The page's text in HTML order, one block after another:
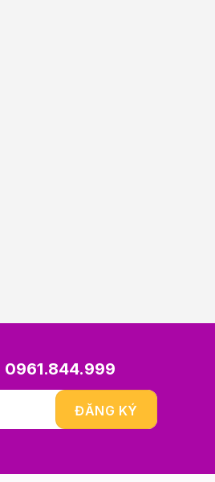
0961.844.999